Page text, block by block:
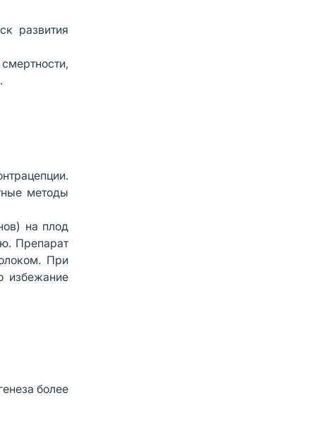
развития
методы
на плод
Препарат
При
избежание
более